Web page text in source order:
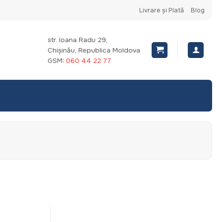
Livrare și Plată Blog
str. Ioana Radu 29,
Chișinău, Republica Moldova
GSM: 060 44 22 77